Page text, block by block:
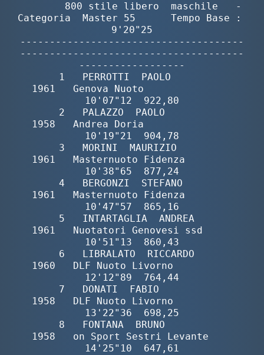
        800 stile libero  maschile   -
Categoria  Master 55      Tempo Base :
9'20"25
--------------------------------------
--------------------------------------
------------------
       1   PERROTTI  PAOLO
1961   Genova Nuoto
10'07"12  922,80
       2   PALAZZO  PAOLO
1958   Andrea Doria
10'19"21  904,78
       3   MORINI  MAURIZIO
1961   Masternuoto Fidenza
10'38"65  877,24
       4   BERGONZI  STEFANO
1961   Masternuoto Fidenza
10'47"57  865,16
       5   INTARTAGLIA  ANDREA
1961   Nuotatori Genovesi ssd
10'51"13  860,43
       6   LIBRALATO  RICCARDO
1960   DLF Nuoto Livorno
12'12"89  764,44
       7   DONATI  FABIO
1958   DLF Nuoto Livorno
13'22"36  698,25
       8   FONTANA  BRUNO
1958   on Sport Sestri Levante
14'25"10  647,61